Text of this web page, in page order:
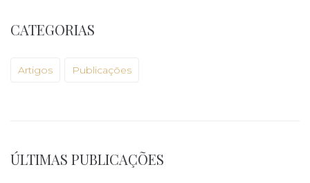
CATEGORIAS
Artigos Publicações
ÚLTIMAS PUBLICAÇÕES